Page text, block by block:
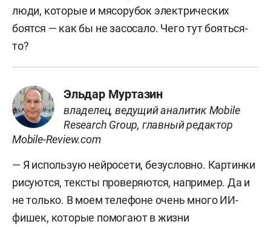
люди, которые и мясорубок электрических
боятся — как бы не засосало. Чего тут бояться-
то?
Эльдар Муртазин
владелец, ведущий аналитик Mobile
Research Group, главный редактор
Mobile-Review.com
— Я использую нейросети, безусловно. Картинки
рисуются, тексты проверяются, например. Да и
не только. В моем телефоне очень много ИИ-
фишек, которые помогают в жизни